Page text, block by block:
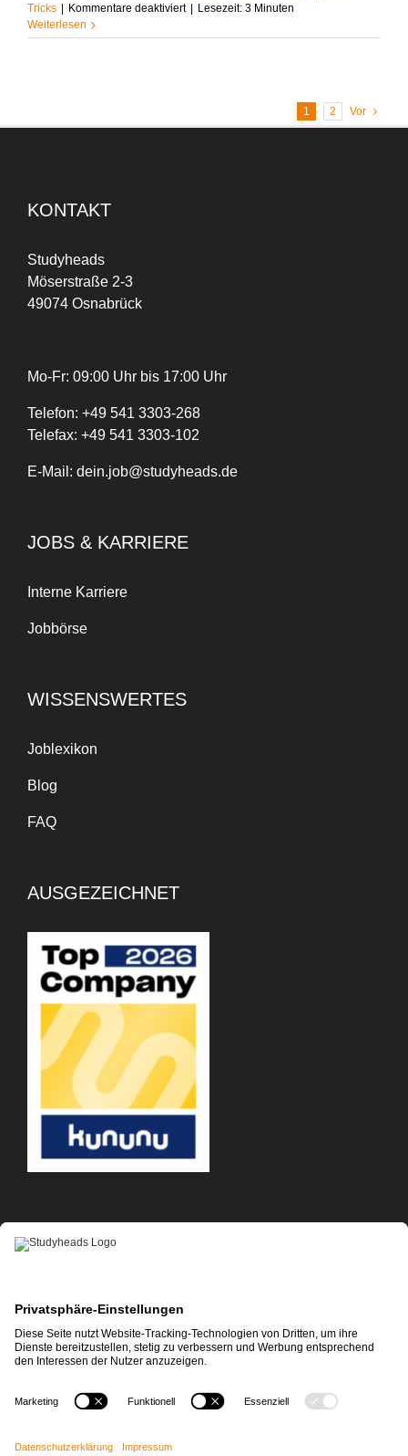
Tricks
Kommentare deaktiviertfür
Du
Lesezeit: 3 Minuten
Weiterlesen
1 2 Vor
KONTAKT
Studyheads
Möserstraße 2-3
49074 Osnabrück
Mo-Fr: 09:00 Uhr bis 17:00 Uhr
Telefon: +49 541 3303-268
Telefax: +49 541 3303-102
E-Mail: dein.job@studyheads.de
JOBS & KARRIERE
Interne Karriere
Jobbörse
WISSENSWERTES
Joblexikon
Blog
FAQ
AUSGEZEICHNET